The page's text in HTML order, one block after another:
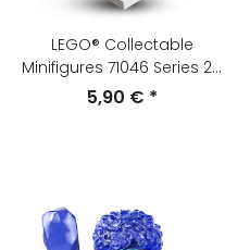
LEGO® Collectable
Minifigures 71046 Series 26
Minifigur Blacktron-Mutant
col448
5,90 € *